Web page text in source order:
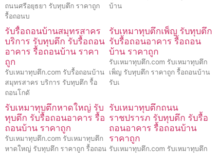
ถนนศรีอยุธยา รับทุบตึก ราคาถูก
รื้อถอนบ
บ้าน
รับรื้อถอนบ้านสมุทรสาคร
บริการ รับทุบตึก รับรื้อถอน
อาคาร รื้อถอนบ้าน ราคา
ถูก
รับเหมาทุบตึก.com รับรื้อถอนบ้าน
สมุทรสาคร บริการ รับทุบตึก รื้อ
ถอนโกดั
รับเหมาทุบตึกเพ็ญ รับทุบตึก
รับรื้อถอนอาคาร รื้อถอน
บ้าน ราคาถูก
รับเหมาทุบตึก.com รับเหมาทุบตึก
เพ็ญ รับทุบตึก ราคาถูก รื้อถอนบ้าน
รับเ
รับเหมาทุบตึกหาดใหญ่ รับ
ทุบตึก รับรื้อถอนอาคาร รื้อ
ถอนบ้าน ราคาถูก
รับเหมาทุบตึก.com รับเหมาทุบตึก
หาดใหญ่ รับทุบตึก ราคาถูก รื้อถอน
รับเหมาทุบตึกถนน
ราชปรารภ รับทุบตึก รับรื้อ
ถอนอาคาร รื้อถอนบ้าน
ราคาถูก
รับเหมาทุบตึก.com รับเหมาทุบตึก